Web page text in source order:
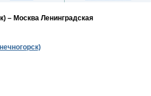
– Москва Ленинградская